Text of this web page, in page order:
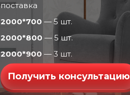
поставка
2000*700 — 5 шт.
2000*800 — 5 шт.
2000*900 — 3 шт.
Получить консультацию